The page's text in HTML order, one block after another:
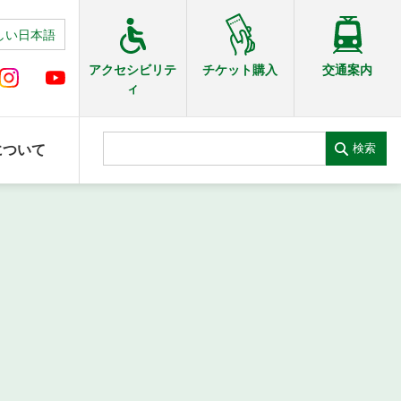
い日本語
アクセシビリテ
ィ
チケット購入 交通案内
いて 検索